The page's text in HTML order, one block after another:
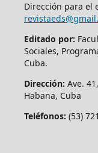
Dirección para el
Editado por:
Sociales,
Cuba.
Dirección: Ave.
Habana, Cuba
Teléfonos: (53)